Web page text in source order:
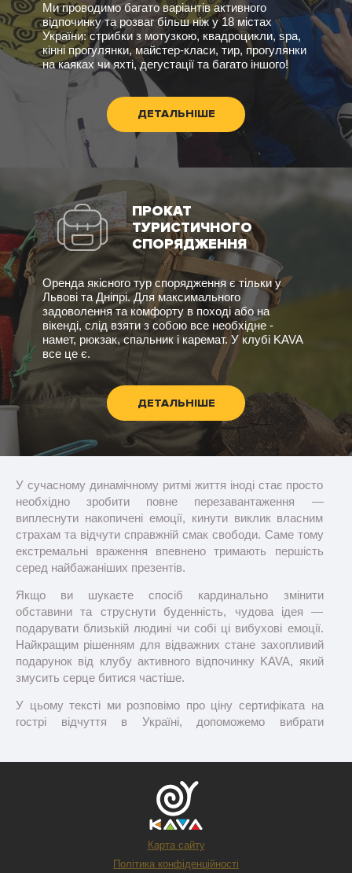
Ми проводимо багато варіантів активного
відпочинку та розваг більш ніж у 18 містах
України: стрибки з мотузкою, квадроцикли, spa,
кінні прогулянки, майстер-класи, тир, прогулянки
на каяках чи яхті, дегустації та багато іншого!
ДЕТАЛЬНІШЕ
ПРОКАТ
ТУРИСТИЧНОГО
СПОРЯДЖЕННЯ
Оренда якісного тур спорядження є тільки у
Львові та Дніпрі. Для максимального
задоволення та комфорту в поході або на
вікенді, слід взяти з собою все необхідне -
намет, рюкзак, спальник і каремат. У клубі KAVA
все це є.
ДЕТАЛЬНІШЕ
У сучасному динамічному ритмі життя іноді стає просто
необхідно зробити повне перезавантаження —
виплеснути накопичені емоції, кинути виклик власним
страхам та відчути справжній смак свободи. Саме тому
екстремальні враження впевнено тримають першість
серед найбажаніших презентів.
Якщо ви шукаєте спосіб кардинально змінити
обставини та струснути буденність, чудова ідея —
подарувати близькій людині чи собі ці вибухові емоції.
Найкращим рішенням для відважних стане захопливий
подарунок від клубу активного відпочинку KAVA, який
змусить серце битися частіше.
У цьому тексті ми розповімо про ціну сертифіката на
гострі відчуття в Україні, допоможемо вибрати
Карта сайту
Політика конфіденційності